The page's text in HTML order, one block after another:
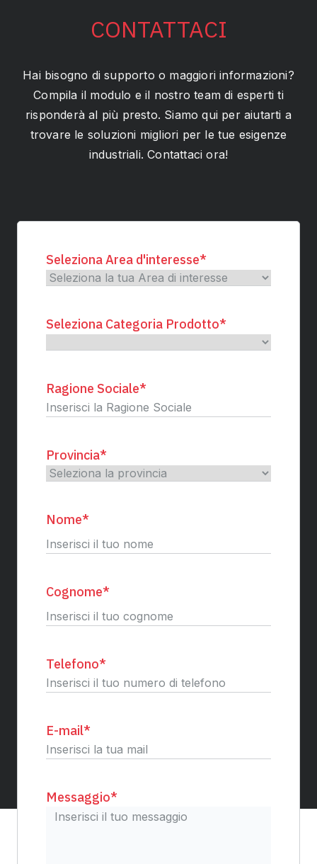
CONTATTACI
Hai bisogno di supporto o maggiori informazioni?
Compila il modulo e il nostro team di esperti ti
risponderà al più presto. Siamo qui per aiutarti a
trovare le soluzioni migliori per le tue esigenze
industriali. Contattaci ora!
Seleziona Area d'interesse*
Seleziona Categoria Prodotto*
Ragione Sociale*
Provincia*
Nome*
Cognome*
Telefono*
E-mail*
Messaggio*